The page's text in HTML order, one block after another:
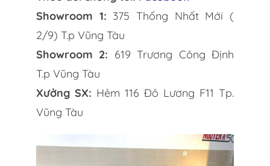
Showroom 1: 375 Thống Nhất Mới (
2/9) T.p Vũng Tàu
Showroom 2: 619 Trương Công Định
T.p Vũng Tàu
Xưởng SX: Hẻm 116 Đô Lương F11 Tp.
Vũng Tàu